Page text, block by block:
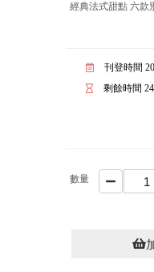
經典法式甜點 六款
刊登時間
剩餘時間
數量